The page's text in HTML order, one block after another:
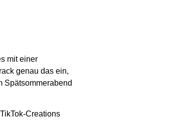
mit einer
genau das ein,
Spätsommerabend
Creations